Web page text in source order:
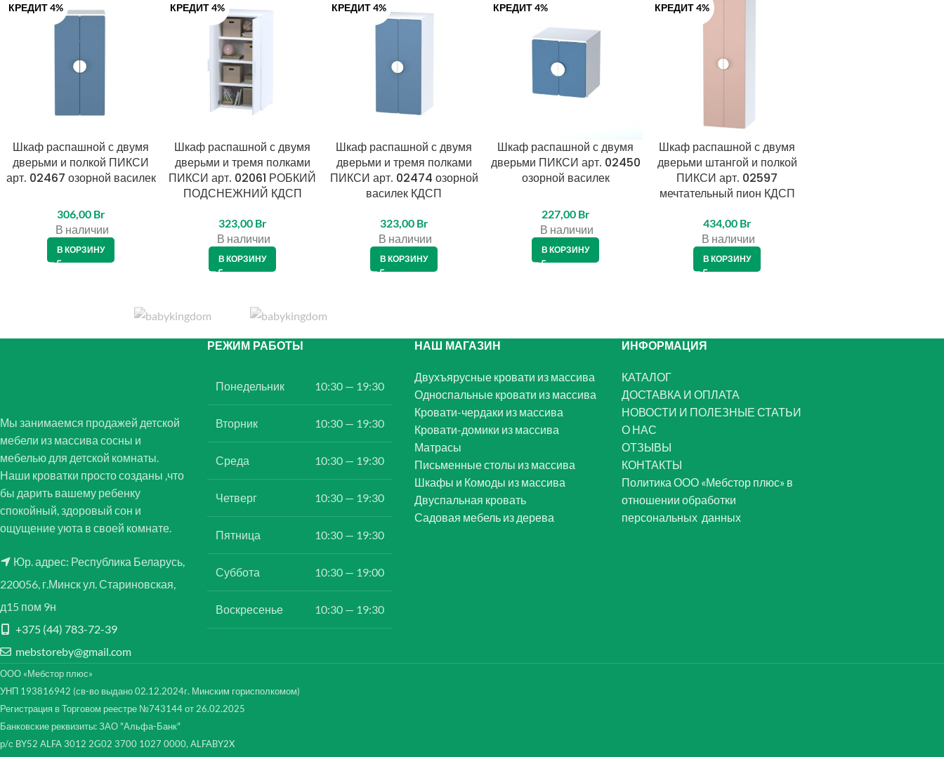
КРЕДИТ 4%
Шкаф распашной с двумя
дверьми и полкой ПИКСИ
арт. 02467 озорной василек
306,00 Br
В наличии
В КОРЗИНУ
КРЕДИТ 4%
Шкаф распашной с двумя
дверьми и тремя полками
ПИКСИ арт. 02061 РОБКИЙ
ПОДСНЕЖНИЙ КДСП
323,00 Br
В наличии
В КОРЗИНУ
КРЕДИТ 4%
Шкаф распашной с двумя
дверьми и тремя полками
ПИКСИ арт. 02474 озорной
василек КДСП
323,00 Br
В наличии
В КОРЗИНУ
КРЕДИТ 4%
Шкаф распашной с двумя
дверьми ПИКСИ арт. 02450
озорной василек
227,00 Br
В наличии
В КОРЗИНУ
КРЕДИТ 4%
Шкаф распашной с двумя
дверьми штангой и полкой
ПИКСИ арт. 02597
мечтательный пион КДСП
434,00 Br
В наличии
В КОРЗИНУ
Мы занимаемся продажей детской
мебели из массива сосны и
мебелью для детской комнаты.
Наши кроватки просто созданы ,что
бы дарить вашему ребенку
спокойный, здоровый сон и
ощущение уюта в своей комнате.
Юр. адрес: Республика Беларусь,
220056, г.Минск ул. Стариновская,
д15 пом 9н
+375 (44) 783-72-39
mebstoreby@gmail.com
РЕЖИМ РАБОТЫ
Понедельник 10:30 — 19:30
Вторник 10:30 — 19:30
Среда 10:30 — 19:30
Четверг 10:30 — 19:30
Пятница 10:30 — 19:30
Суббота 10:30 — 19:00
Воскресенье 10:30 — 19:30
НАШ МАГАЗИН
Двухъярусные кровати из массива
Односпальные кровати из массива
Кровати-чердаки из массива
Кровати-домики из массива
Матрасы
Письменные столы из массива
Шкафы и Комоды из массива
Двуспальная кровать
Садовая мебель из дерева
ИНФОРМАЦИЯ
КАТАЛОГ
ДОСТАВКА И ОПЛАТА
НОВОСТИ И ПОЛЕЗНЫЕ СТАТЬИ
О НАС
ОТЗЫВЫ
КОНТАКТЫ
Политика ООО «Мебстор плюс» в
отношении обработки
персональных данных
ООО «Мебстор плюс»
УНП 193816942 (св-во выдано 02.12.2024г. Минским горисполкомом)
Регистрация в Торговом реестре №743144 от 26.02.2025
Банковские реквизиты: ЗАО "Альфа-Банк"
р/с BY52 ALFA 3012 2G02 3700 1027 0000, ALFABY2X